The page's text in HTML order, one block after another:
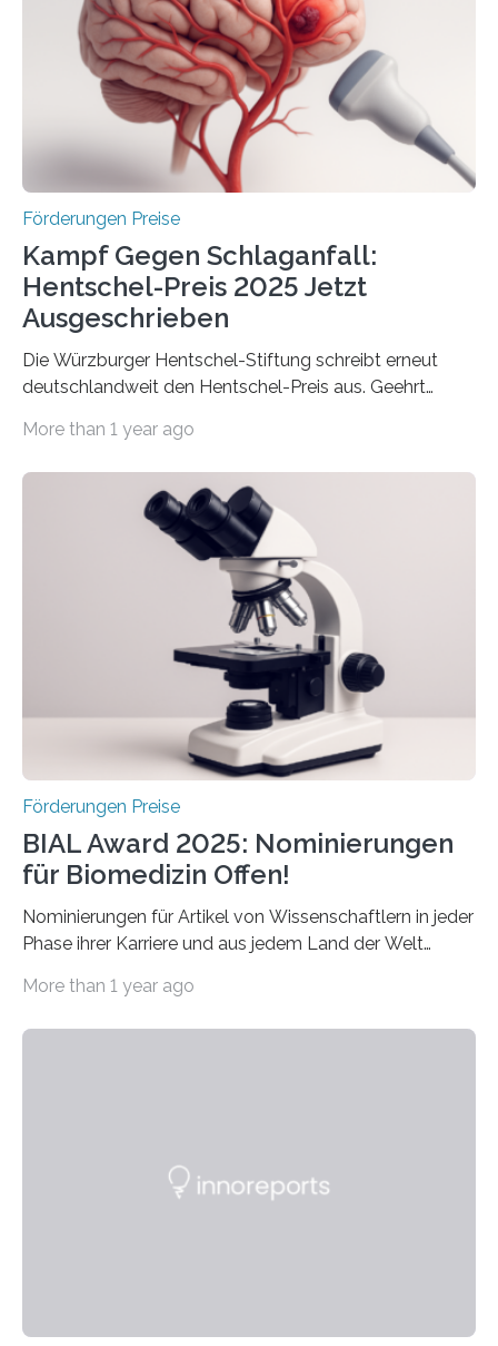
Innovationsprogramm Mittelstand (ZIM) und
Innovationskompetenz INNO-KOM. Auf dem
Innovationstag Mittelstand 2025 am 5. Juni 2025 in
Berlin überbrachte das Bundesministerium für
Wirtschaft und Energie eine gute Nachricht:
Überplanmäßige Verpflichtungsermächtigungen in
Förderungen Preise
Kampf Gegen Schlaganfall:
Hentschel-Preis 2025 Jetzt
Ausgeschrieben
Die Würzburger Hentschel-Stiftung schreibt erneut
deutschlandweit den Hentschel-Preis aus. Geehrt
hochrangige wissenschaftliche Publikation zum Thema
Schlaganfall“ mit Sitz in Würzburg fördert die
Schlaganfallforschung, um die Behandlung der
Betroffenen zu verbessern. Dazu schreibt sie auch in
diesem Jahr wieder deutschlandweit den Hentschel-
Preis aus. Er richtet sich gezielt an jüngere
Forscherinnen und Forscher unter 40 Jahren. Geehrt
werden soll eine herausragende Doktorarbeit oder eine
hochrangige wissenschaftliche Publikation zum Thema
More than 1 year ago
Förderungen Preise
BIAL Award 2025: Nominierungen
für Biomedizin Offen!
Nominierungen für Artikel von Wissenschaftlern in jeder
Phase ihrer Karriere und aus jedem Land der Welt
Leben gerufen, um die bemerkenswertesten
Foundation, des BIAL Award in Biomedicine ist in
More than 1 year ago